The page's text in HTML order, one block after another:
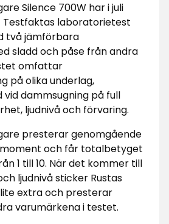
Silence 700W har i juli
Testfaktas laboratorietest
två jämförbara
sladd och påse från andra
omfattar
på olika underlag,
dammsugning på full
ljudnivå och förvaring.
presterar genomgående
och får totalbetyget
1 till 10. När det kommer till
ljudnivå sticker Rustas
extra och presterar
varumärkena i testet.